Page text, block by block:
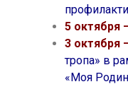
5 октября
3 октября
тропа» в
«Моя